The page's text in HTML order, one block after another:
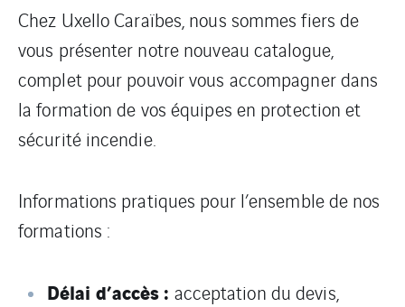
Chez Uxello Caraïbes, nous sommes fiers de
vous présenter notre nouveau catalogue,
complet pour pouvoir vous accompagner dans
la formation de vos équipes en protection et
sécurité incendie.
Informations pratiques pour l’ensemble de nos
formations :
Délai d’accès : acceptation du devis,